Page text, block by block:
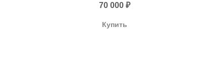
70 000 ₽
Купить